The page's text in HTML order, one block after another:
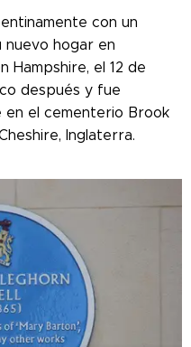
con un
nuevo hogar en
Hampshire, el 12 de
después y fue
en el cementerio Brook
Inglaterra.